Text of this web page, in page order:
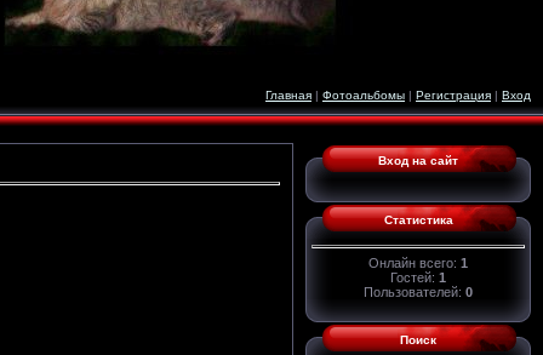
Главная | Фотоальбомы | Регистрация | Вход
Вход на сайт
Статистика
Онлайн всего: 1
Гостей: 1
Пользователей: 0
Поиск